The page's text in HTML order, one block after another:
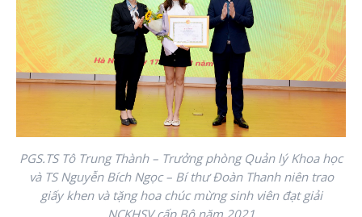
PGS.TS Tô Trung Thành – Trưởng phòng Quản lý Khoa học
và TS Nguyễn Bích Ngọc – Bí thư Đoàn Thanh niên trao
giấy khen và tặng hoa chúc mừng sinh viên đạt giải